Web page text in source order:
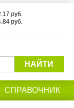
руб.
руб.
НАЙТИ
СПРАВОЧНИК